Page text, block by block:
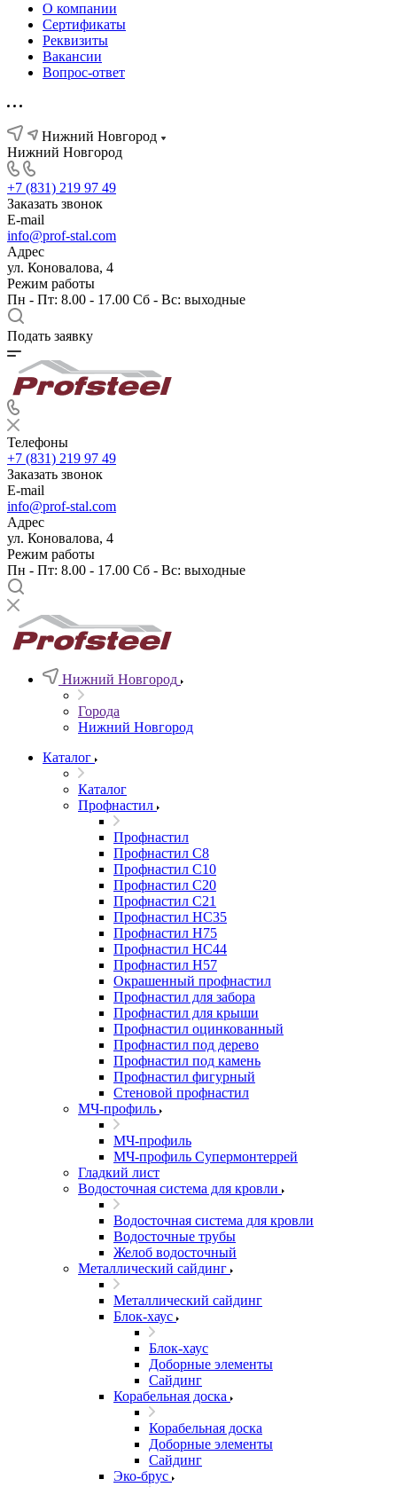
О компании
Сертификаты
Реквизиты
Вакансии
Вопрос-ответ
Нижний Новгород
Нижний Новгород
+7 (831) 219 97 49
Заказать звонок
E-mail
info@prof-stal.com
Адрес
ул. Коновалова, 4
Режим работы
Пн - Пт: 8.00 - 17.00 Сб - Вс: выходные
Подать заявку
Телефоны
+7 (831) 219 97 49
Заказать звонок
E-mail
info@prof-stal.com
Адрес
ул. Коновалова, 4
Режим работы
Пн - Пт: 8.00 - 17.00 Сб - Вс: выходные
Нижний Новгород
Города
Нижний Новгород
Каталог
Каталог
Профнастил
Профнастил
Профнастил С8
Профнастил С10
Профнастил С20
Профнастил С21
Профнастил НС35
Профнастил Н75
Профнастил HC44
Профнастил Н57
Окрашенный профнастил
Профнастил для забора
Профнастил для крыши
Профнастил оцинкованный
Профнастил под дерево
Профнастил под камень
Профнастил фигурный
Стеновой профнастил
МЧ-профиль
МЧ-профиль
МЧ-профиль Супермонтеррей
Гладкий лист
Водосточная система для кровли
Водосточная система для кровли
Водосточные трубы
Желоб водосточный
Металлический сайдинг
Металлический сайдинг
Блок-хаус
Блок-хаус
Доборные элементы
Сайдинг
Корабельная доска
Корабельная доска
Доборные элементы
Сайдинг
Эко-брус